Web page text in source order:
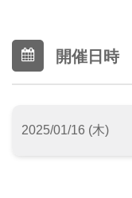
開催日時
2025/01/16 (木)